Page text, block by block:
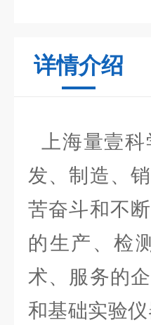
详情介绍
上海量壹科
发、制造、
苦奋斗和不
的生产、检
术、服务的
和基础实验